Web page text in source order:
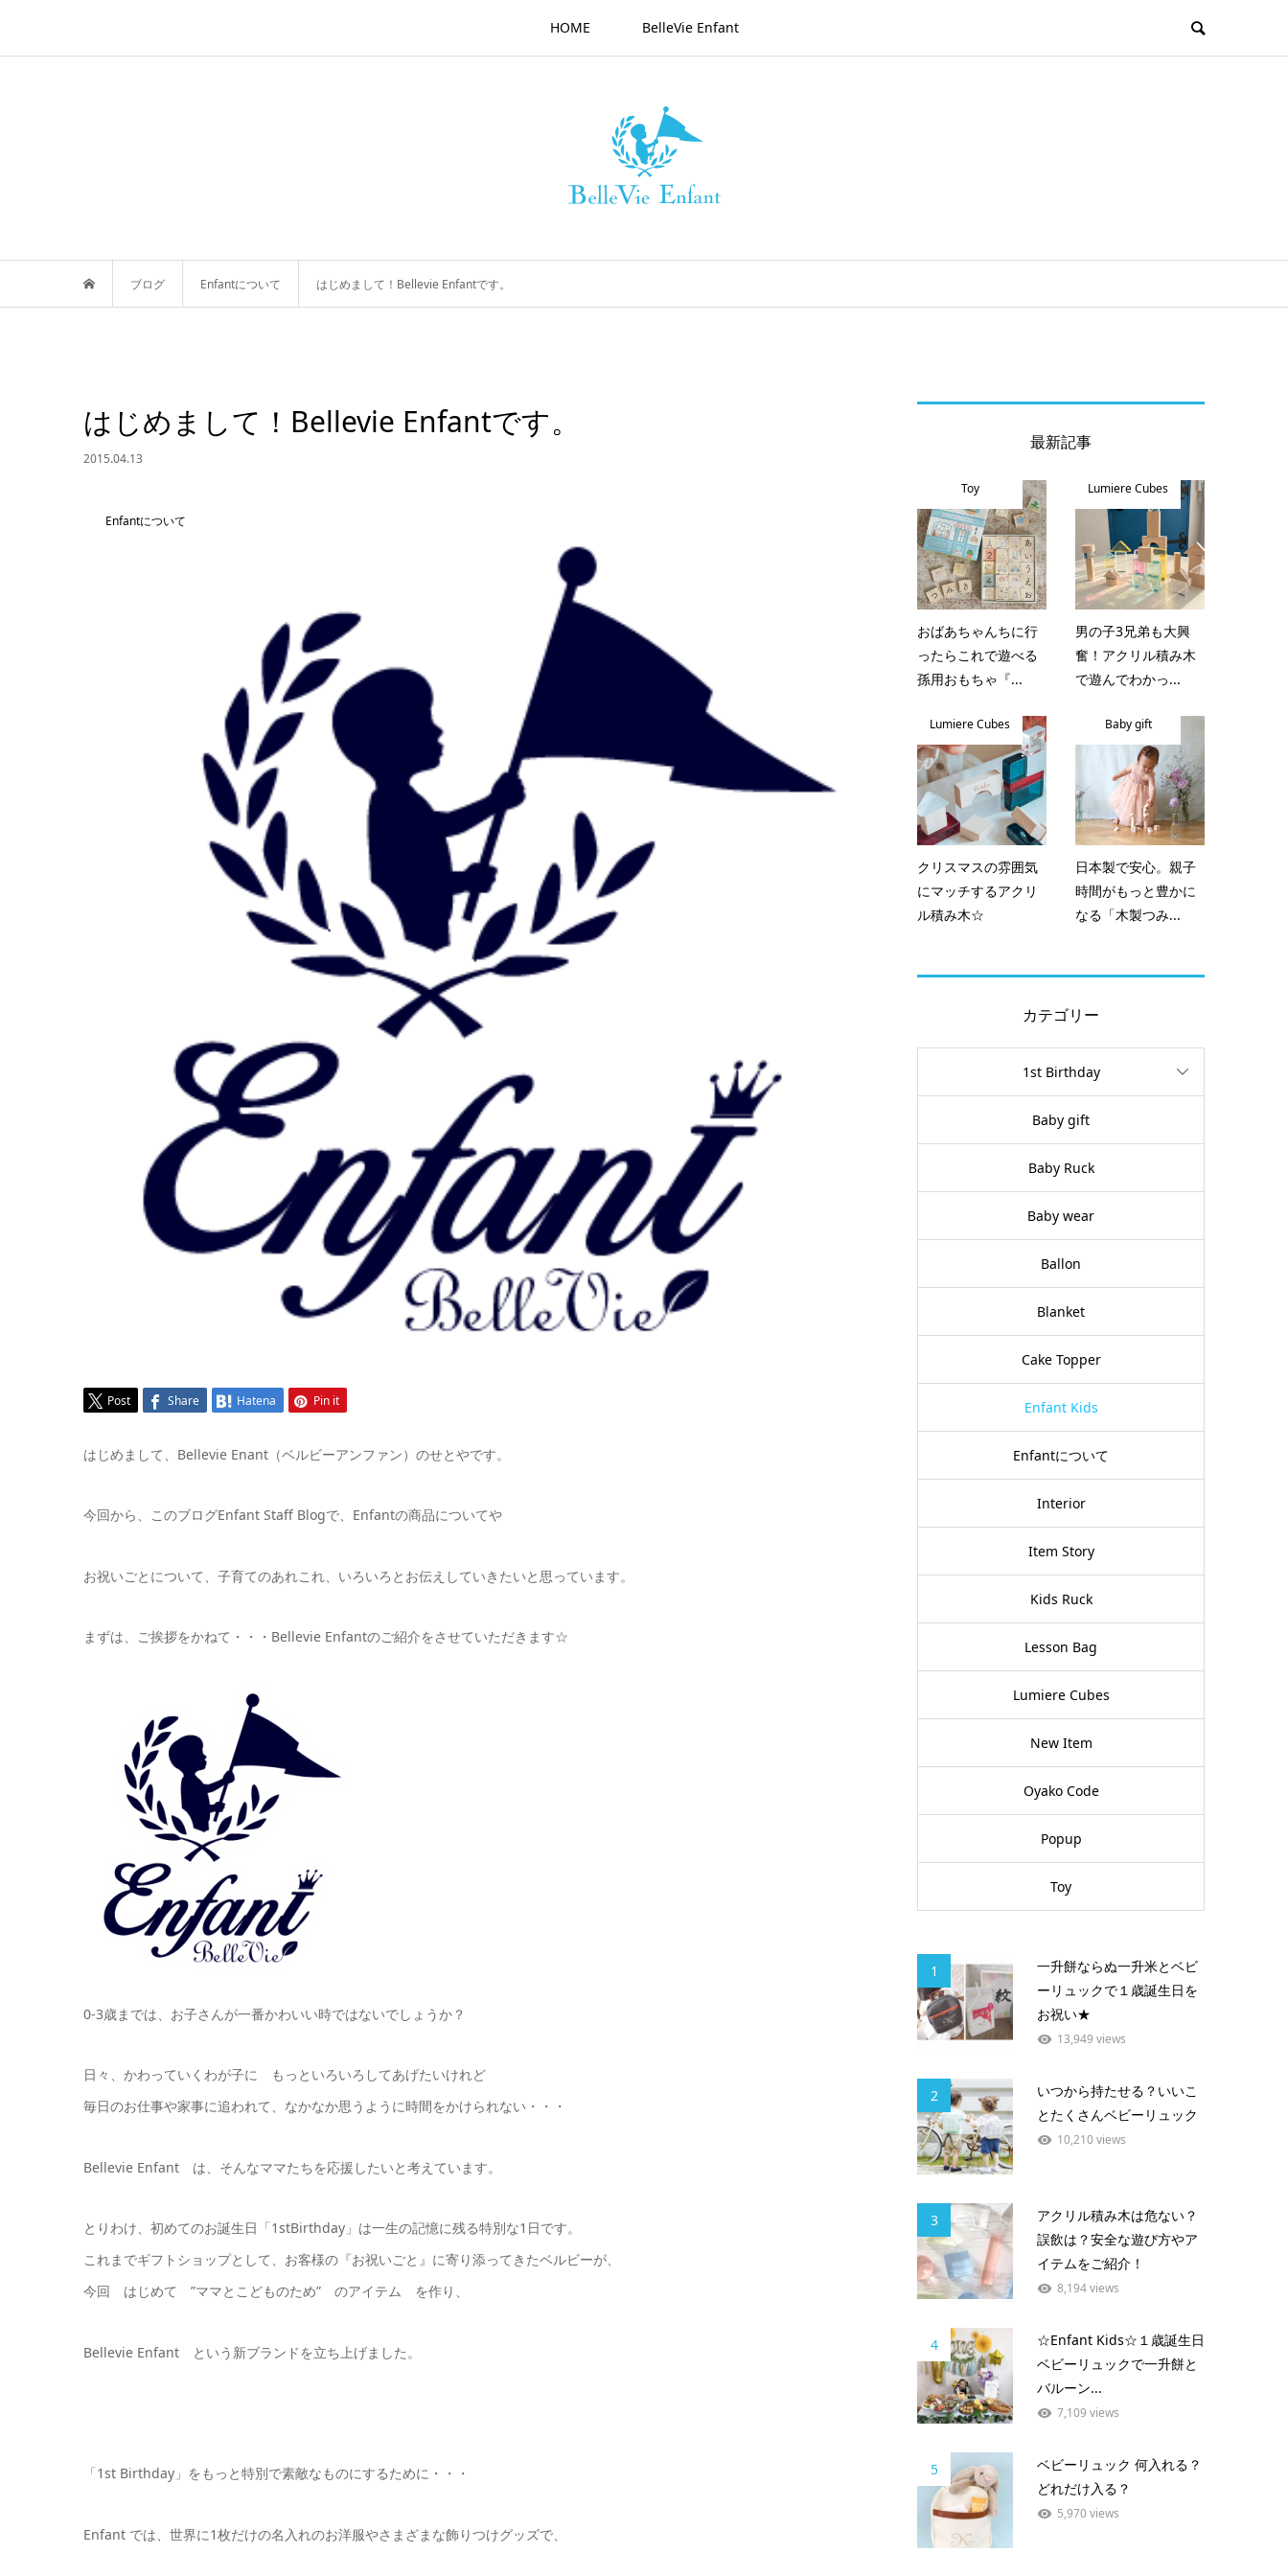
HOME BelleVie Enfant
ブログ Enfantについて はじめまして！Bellevie Enfantです。
はじめまして！Bellevie Enfantです。
2015.04.13
Enfantについて
Post Share Hatena Pin it
はじめまして、Bellevie Enant（ベルビーアンファン）のせとやです。
今回から、このブログEnfant Staff Blogで、Enfantの商品についてや
お祝いごとについて、子育てのあれこれ、いろいろとお伝えしていきたいと思っています。
まずは、ご挨拶をかねて・・・Bellevie Enfantのご紹介をさせていただきます☆
0-3歳までは、お子さんが一番かわいい時ではないでしょうか？
日々、かわっていくわが子に もっといろいろしてあげたいけれど
毎日のお仕事や家事に追われて、なかなか思うように時間をかけられない・・・
Bellevie Enfant は、そんなママたちを応援したいと考えています。
とりわけ、初めてのお誕生日「1stBirthday」は一生の記憶に残る特別な1日です。
これまでギフトショップとして、お客様の『お祝いごと』に寄り添ってきたベルビーが、
今回 はじめて ”ママとこどものため” のアイテム を作り、
Bellevie Enfant という新ブランドを立ち上げました。
「1st Birthday」をもっと特別で素敵なものにするために・・・
Enfant では、世界に1枚だけの名入れのお洋服やさまざまな飾りつけグッズで、
最新記事
Toy
おばあちゃんちに行
ったらこれで遊べる
孫用おもちゃ『...
Lumiere Cubes
男の子3兄弟も大興
奮！アクリル積み木
で遊んでわかっ...
Lumiere Cubes
クリスマスの雰囲気
にマッチするアクリ
ル積み木☆
Baby gift
日本製で安心。親子
時間がもっと豊かに
なる「木製つみ...
カテゴリー
1st Birthday
Baby gift
Baby Ruck
Baby wear
Ballon
Blanket
Cake Topper
Enfant Kids
Enfantについて
Interior
Item Story
Kids Ruck
Lesson Bag
Lumiere Cubes
New Item
Oyako Code
Popup
Toy
1
一升餅ならぬ一升米とベビ
ーリュックで１歳誕生日を
お祝い★
13,949 views
2
いつから持たせる？いいこ
とたくさんベビーリュック
10,210 views
3
アクリル積み木は危ない？
誤飲は？安全な遊び方やア
イテムをご紹介！
8,194 views
4
☆Enfant Kids☆１歳誕生日
ベビーリュックで一升餅と
バルーン...
7,109 views
5
ベビーリュック 何入れる？
どれだけ入る？
5,970 views